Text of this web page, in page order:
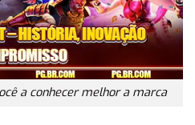
a conhecer melhor a marca